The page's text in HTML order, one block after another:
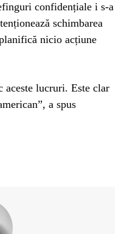
confidențiale i s-a
schimbarea
nicio acțiune
aceste lucruri. Este clar
a spus